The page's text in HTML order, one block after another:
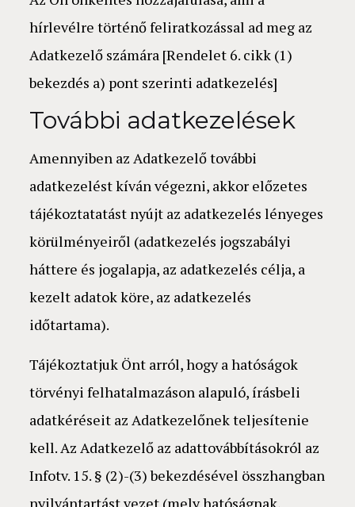
hírlevélre történő feliratkozással ad meg az
Adatkezelő számára [Rendelet 6. cikk (1)
bekezdés a) pont szerinti adatkezelés]
További adatkezelések
Amennyiben az Adatkezelő további
adatkezelést kíván végezni, akkor előzetes
tájékoztatatást nyújt az adatkezelés lényeges
körülményeiről (adatkezelés jogszabályi
háttere és jogalapja, az adatkezelés célja, a
kezelt adatok köre, az adatkezelés
időtartama).
Tájékoztatjuk Önt arról, hogy a hatóságok
törvényi felhatalmazáson alapuló, írásbeli
adatkéréseit az Adatkezelőnek teljesítenie
kell. Az Adatkezelő az adattovábbításokról az
Infotv. 15. § (2)-(3) bekezdésével összhangban
nyilvántartást vezet (mely hatóságnak,